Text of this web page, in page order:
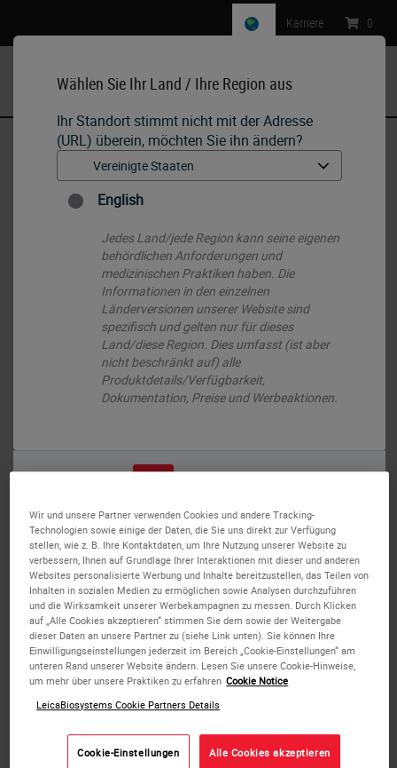
Wählen Sie Ihr Land / Ihre Region aus
Ihr Standort stimmt nicht mit der Adresse
(URL) überein, möchten Sie ihn ändern?
English
Jedes Land/jede Region kann seine eigenen
behördlichen Anforderungen und
medizinischen Praktiken haben. Die
Informationen in den einzelnen
Länderversionen unserer Website sind
spezifisch und gelten nur für dieses
Land/diese Region. Dies umfasst (ist aber
nicht beschränkt auf) alle
Produktdetails/Verfügbarkeit,
Dokumentation, Preise und Werbeaktionen.
Karriere : 0
Histology Consumables Objektträger & Deckgläser
Spezial-Objektträger
Spezial-Objektträger
Spezial-Objektträger sind indrei Ausführungenerhältlich.
Bei der Version VC verläuft eine horizontale mattierte Linie
über die Mitte des Objektträgers, damitvaginale und
zervikale Probenauf demselben Objektträger verarbeitet
werden können.
Version VCE wird durch zwei vertikale Streifen in drei
Bereiche unterteilt, so dass auf demselben Objektträger
vaginale, zervikale und endozervikale Probenuntersucht
werden können.
Wir und unsere Partner verwenden Cookies und andere Tracking-
Technologien sowie einige der Daten, die Sie uns direkt zur Verfügung
stellen, wie z. B. Ihre Kontaktdaten, um Ihre Nutzung unserer Website zu
verbessern, Ihnen auf Grundlage Ihrer Interaktionen mit dieser und anderen
Websites personalisierte Werbung und Inhalte bereitzustellen, das Teilen von
Inhalten in sozialen Medien zu ermöglichen sowie Analysen durchzuführen
und die Wirksamkeit unserer Werbekampagnen zu messen. Durch Klicken
auf „Alle Cookies akzeptieren“ stimmen Sie dem sowie der Weitergabe
dieser Daten an unsere Partner zu (siehe Link unten). Sie können Ihre
Einwilligungseinstellungen jederzeit im Bereich „Cookie-Einstellungen“ am
unteren Rand unserer Website ändern. Lesen Sie unsere Cookie-Hinweise,
um mehr über unsere Praktiken zu erfahren Cookie Notice
LeicaBiosystems Cookie Partners Details
Cookie-Einstellungen Alle Cookies akzeptieren